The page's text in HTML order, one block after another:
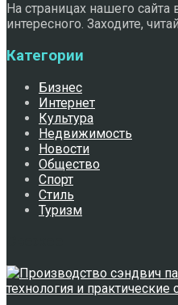
На страницах нашего
интересного. Заходите,
Категории
Бизнес
Интернет
Культура
Недвижимость
Новости
Общество
Спорт
Стиль
Туризм